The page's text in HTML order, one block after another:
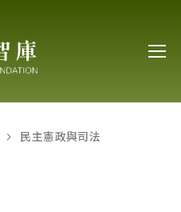
民主憲政與司法